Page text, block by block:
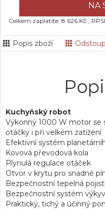
NA
Celkem zaplatíte: 8 626 Kč ,
Popis zboží
Kuchyňský robot
Výkonný 1000 W motor se
otáčky i při velkém zatížení
Efektivní systém
Kovová převodová kola
Plynulá regulace otáček
Otvor v krytu pro snadné
Bezpečnostní tepelná
Bezpečnostní systém
Praktický, tichý a účinný